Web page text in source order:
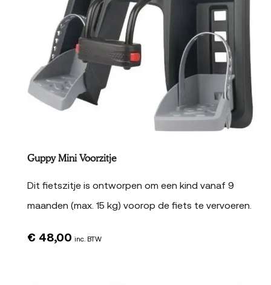
Guppy Mini Voorzitje
Dit fietszitje is ontworpen om een kind vanaf 9
maanden (max. 15 kg) voorop de fiets te vervoeren.
€ 48,00 inc. BTW